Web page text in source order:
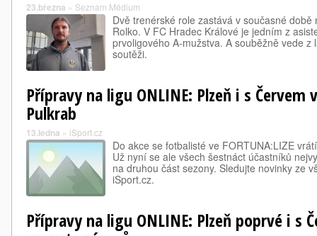
23.března » Seznam Médium
Dvě trenérské role zastává v současné
Rolko. V FC Hradec Králové je jedním z
prvoligového A-mužstva. A souběžně vede
soutěži.
Přípravy na ligu ONLINE: Plzeň i s
Pulkrab
13.ledna » iSport.cz
Do akce se fotbalisté ve FORTUNA:LIZE
Už nyní se ale všech šestnáct účastníků
na druhou část sezony. Sledujte novinky ze
iSport.cz.
Přípravy na ligu ONLINE: Plzeň poprvé i s